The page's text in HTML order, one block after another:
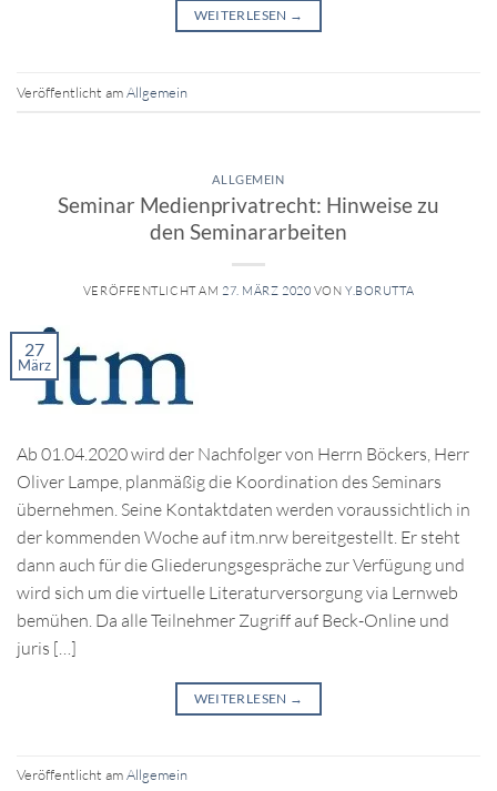
WEITERLESEN →
Veröffentlicht amAllgemein
ALLGEMEIN
Seminar Medienprivatrecht: Hinweise zu
den Seminararbeiten
VERÖFFENTLICHT AM 27. MÄRZ 2020 VONY.BORUTTA
27
März
Ab 01.04.2020 wird der Nachfolger von Herrn Böckers, Herr
Oliver Lampe, planmäßig die Koordination des Seminars
übernehmen. Seine Kontaktdaten werden voraussichtlich in
der kommenden Woche auf itm.nrw bereitgestellt. Er steht
dann auch für die Gliederungsgespräche zur Verfügung und
wird sich um die virtuelle Literaturversorgung via Lernweb
bemühen. Da alle Teilnehmer Zugriff auf Beck-Online und
juris […]
WEITERLESEN →
Veröffentlicht amAllgemein